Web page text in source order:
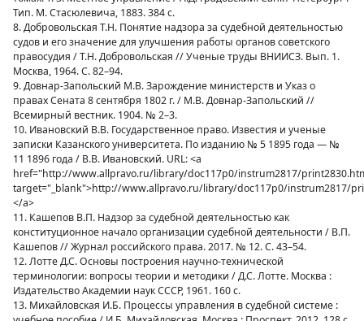
Тип. М. Стасюлевича, 1883. 384 с.
8. Добровольская Т.Н. Понятие надзора за судебной деятельностью
судов и его значение для улучшения работы органов советского
правосудия / Т.Н. Добровольская // Ученые труды ВНИИСЗ. Вып. 1.
Москва, 1964. С. 82–94.
9. Довнар-Запольский М.В. Зарождение министерств и Указ о
правах Сената 8 сентября 1802 г. / М.В. Довнар-Запольский //
Всемирный вестник. 1904. № 2–3.
10. Ивановский В.В. Государственное право. Известия и ученые
записки Казанского университета. По изданию № 5 1895 года — №
11 1896 года / В.В. Ивановский. URL: <a
href="http://www.allpravo.ru/library/doc117p0/instrum2817/
target="_blank">http://www.allpravo.ru/library/doc117p0/instrum2817/
</a>
11. Кашепов В.П. Надзор за судебной деятельностью как
конституционное начало организации судебной деятельности / В.П.
Кашепов // Журнал российского права. 2017. № 12. С. 43–54.
12. Лотте Д.С. Основы построения научно-технической
терминологии: вопросы теории и методики / Д.С. Лотте. Москва :
Издательство Академии наук СССР, 1961. 160 с.
13. Михайловская И.Б. Процессы управления в судебной системе :